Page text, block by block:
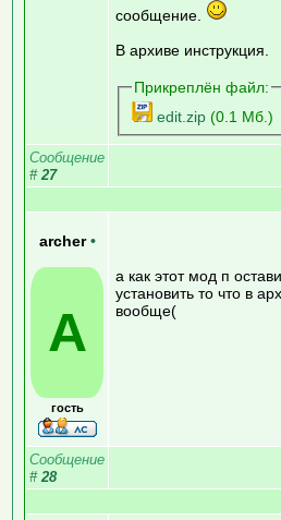
сообщение.
В архиве инструкция.
Прикреплён файл:
edit.zip(0.1 Мб.)
Сообщение
# 27
archer •
A
гость
а как этот мод п
установить то что в
вообще(
Сообщение
# 28